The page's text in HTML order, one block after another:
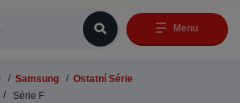
Menu
Samsung
Ostatní Série
Série F